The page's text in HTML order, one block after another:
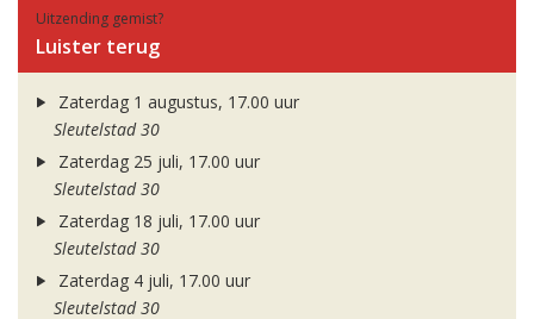
Uitzending gemist?
Luister terug
Zaterdag 1 augustus, 17.00 uur
Sleutelstad 30
Zaterdag 25 juli, 17.00 uur
Sleutelstad 30
Zaterdag 18 juli, 17.00 uur
Sleutelstad 30
Zaterdag 4 juli, 17.00 uur
Sleutelstad 30